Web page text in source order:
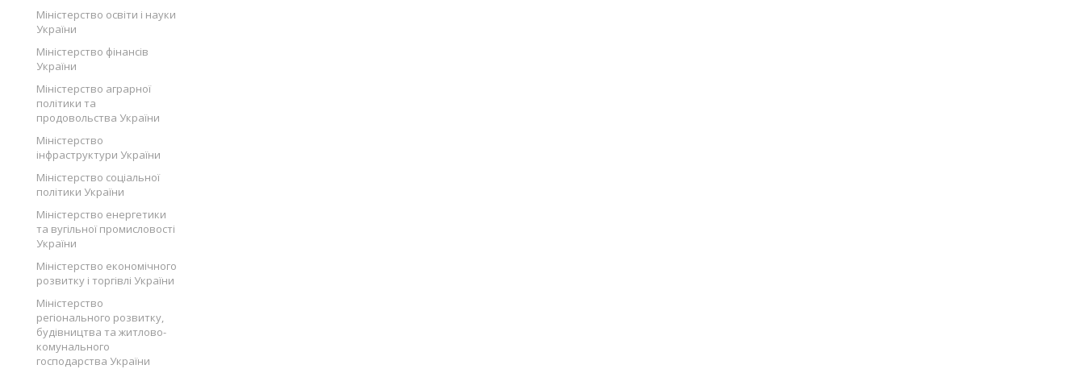
Міністерство освіти і науки
України
Міністерство фінансів
України
Міністерство аграрної
політики та
продовольства України
Міністерство
інфраструктури України
Міністерство соціальної
політики України
Міністерство енергетики
та вугільної промисловості
України
Міністерство економічного
розвитку і торгівлі України
Міністерство
регіонального розвитку,
будівництва та житлово-
комунального
господарства України